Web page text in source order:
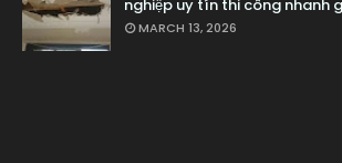
nghiệp uy tín thi công nhanh
MARCH 13, 2026